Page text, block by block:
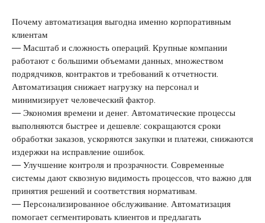
Почему автоматизация выгодна именно корпоративным
клиентам
— Масштаб и сложность операций. Крупные компании
работают с большими объемами данных, множеством
подрядчиков, контрактов и требований к отчетности.
Автоматизация снижает нагрузку на персонал и
минимизирует человеческий фактор.
— Экономия времени и денег. Автоматические процессы
выполняются быстрее и дешевле: сокращаются сроки
обработки заказов, ускоряются закупки и платежи, снижаются
издержки на исправление ошибок.
— Улучшение контроля и прозрачности. Современные
системы дают сквозную видимость процессов, что важно для
принятия решений и соответствия нормативам.
— Персонализированное обслуживание. Автоматизация
помогает сегментировать клиентов и предлагать